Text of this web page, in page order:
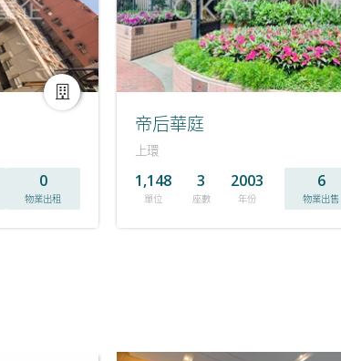
0
物業出租
帝后華庭
上環
1,148
單位
3
座數
2003
年份
6
物業出售